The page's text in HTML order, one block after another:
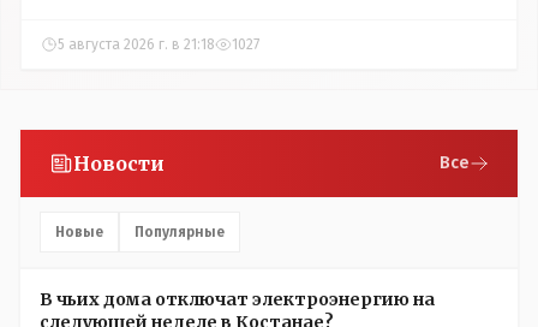
5 августа 2026 г. в 21:18 1027
Новости Все
Новые Популярные
В чьих дома отключат электроэнергию на
следующей неделе в Костанае?